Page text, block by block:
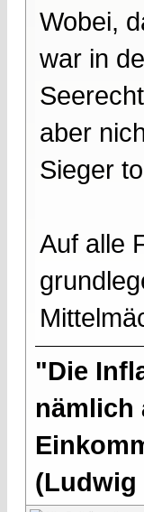
Wobei,
war in
aber
Sieger
Auf alle
"Die
nämlich
(Ludwig